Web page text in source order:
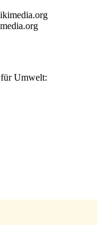
für Umwelt: